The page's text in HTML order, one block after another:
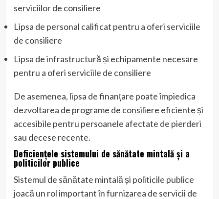
serviciilor de consiliere
Lipsa de personal calificat pentru a oferi serviciile
de consiliere
Lipsa de infrastructură și echipamente necesare
pentru a oferi serviciile de consiliere
De asemenea, lipsa de finanțare poate împiedica
dezvoltarea de programe de consiliere eficiente și
accesibile pentru persoanele afectate de pierderi
sau decese recente.
Deficiențele sistemului de sănătate mintală și a
politicilor publice
Sistemul de sănătate mintală și politicile publice
joacă un rol important în furnizarea de servicii de